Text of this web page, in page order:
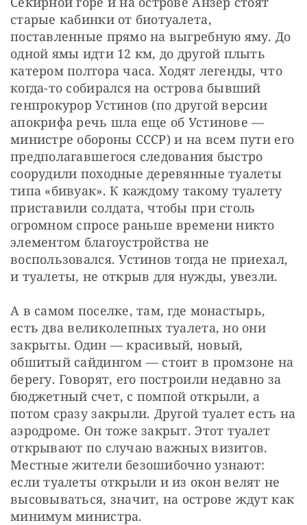
старые кабинки от биотуалета,
поставленные прямо на выгребную яму. До
одной ямы идти 12 км, до другой плыть
катером полтора часа. Ходят легенды, что
когда-то собирался на острова бывший
генпрокурор Устинов (по другой версии
апокрифа речь шла еще об Устинове —
министре обороны СССР) и на всем пути его
предполагавшегося следования быстро
соорудили походные деревянные туалеты
типа «бивуак». К каждому такому туалету
приставили солдата, чтобы при столь
огромном спросе раньше времени никто
элементом благоустройства не
воспользовался. Устинов тогда не приехал,
и туалеты, не открыв для нужды, увезли.
А в самом поселке, там, где монастырь,
есть два великолепных туалета, но они
закрыты. Один — ​красивый, новый,
обшитый сайдингом — ​стоит в промзоне на
берегу. Говорят, его построили недавно за
бюджетный счет, с помпой открыли, а
потом сразу закрыли. Другой туалет есть на
аэродроме. Он тоже закрыт. Этот туалет
открывают по случаю важных визитов.
Местные жители безошибочно узнают:
если туалеты открыли и из окон велят не
высовываться, значит, на острове ждут как
минимум министра.